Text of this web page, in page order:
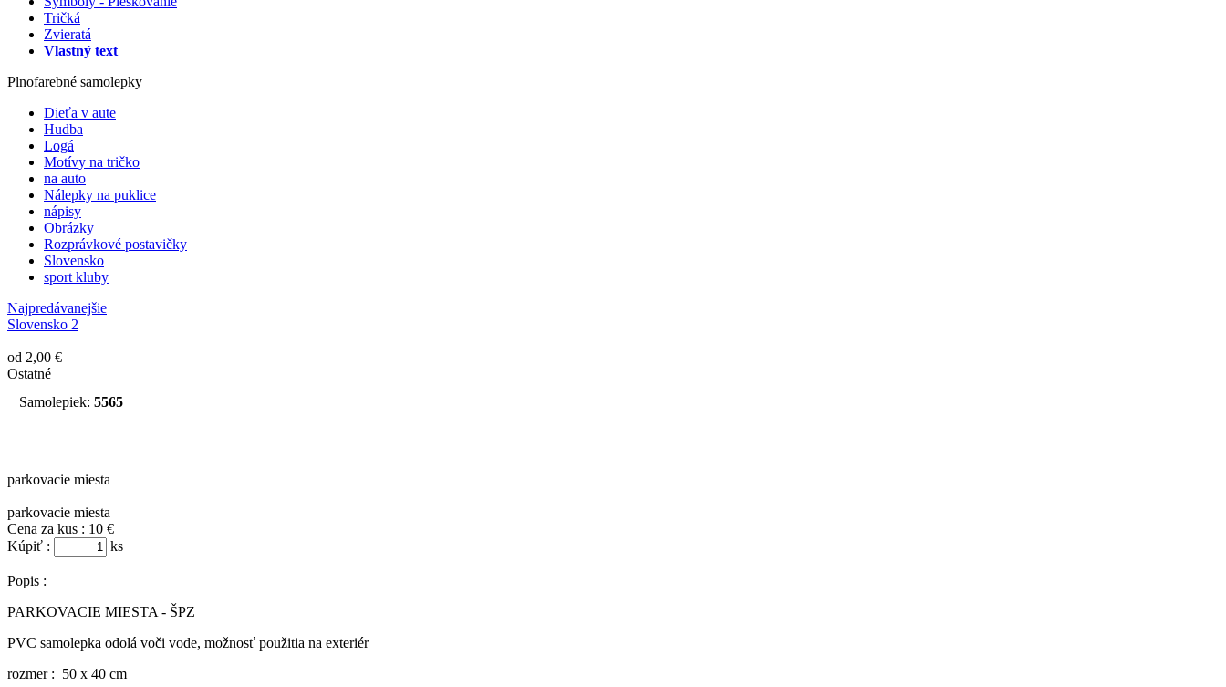
Tričká
Zvieratá
Vlastný text
Plnofarebné samolepky
Dieťa v aute
Hudba
Logá
Motívy na tričko
na auto
Nálepky na puklice
nápisy
Obrázky
Rozprávkové postavičky
Slovensko
sport kluby
Najpredávanejšie
Slovensko 2
od 2,00 €
Ostatné
Samolepiek: 5565
parkovacie miesta
parkovacie miesta
Cena za kus : 10 €
Kúpiť :
ks
Popis :
PARKOVACIE MIESTA - ŠPZ
PVC samolepka odolá voči vode, možnosť použitia na exteriér
rozmer : 50 x 40 cm